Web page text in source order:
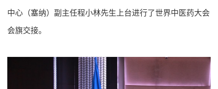
中心（塞纳）副主任程小林先生上台进行了世界中医药大会
会旗交接。